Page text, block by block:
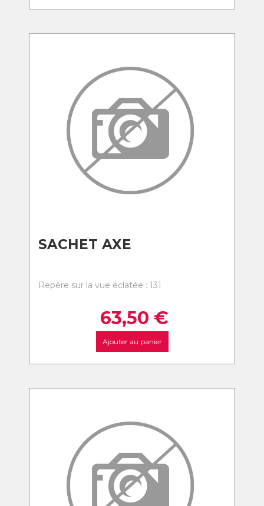
SACHET AXE
Repère sur la vue éclatée : 131
63,50 €
Ajouter au panier